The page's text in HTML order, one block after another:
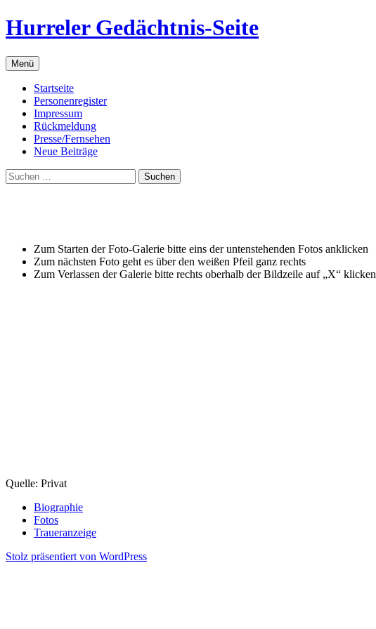
Zum
Inhalt
Hurreler Gedächtnis-Seite
Menü
Startseite
Personenregister
Impressum
Rückmeldung
Presse/Fernsehen
Neue Beiträge
Suchen
nach:
Zum Starten der Foto-Galerie bitte eins der untenstehenden Fotos anklicken
Zum nächsten Foto geht es über den weißen Pfeil ganz rechts
Zum Verlassen der Galerie bitte rechts oberhalb der Bildzeile auf „X“ klicken
Quelle: Privat
Biographie
Fotos
Traueranzeige
Stolz präsentiert von WordPress